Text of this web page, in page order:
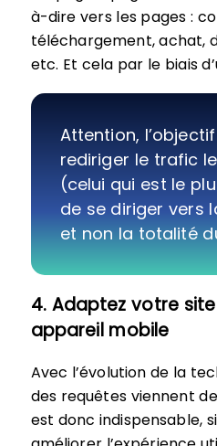
à-dire vers les pages :
téléchargement, achat,
etc. Et cela par le biais
Attention,
rediriger le trafic
(celui qui est le
de se diriger vers
et non la totalité
4. Adaptez votre
appareil mobile
Avec l’évolution de la
des requêtes viennent
est donc indispensable,